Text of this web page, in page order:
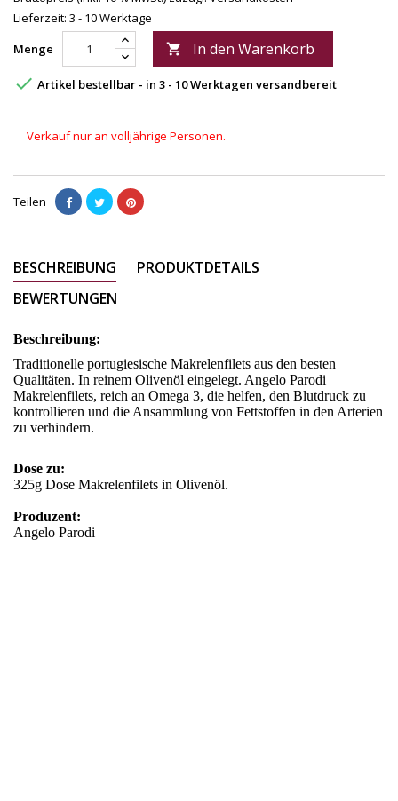
Lieferzeit: 3 - 10 Werktage
Menge
 In den Warenkorb
 Artikel bestellbar - in 3 - 10 Werktagen versandbereit
Verkauf nur an volljährige Personen.
Teilen
BESCHREIBUNG
PRODUKTDETAILS
BEWERTUNGEN
Beschreibung:
Traditionelle portugiesische Makrelenfilets aus den besten
Qualitäten. In reinem Olivenöl eingelegt. Angelo Parodi
Makrelenfilets, reich an Omega 3, die helfen, den Blutdruck zu
kontrollieren und die Ansammlung von Fettstoffen in den Arterien
zu verhindern.
Dose zu:
325g Dose Makrelenfilets in Olivenöl.
Produzent:
Angelo Parodi